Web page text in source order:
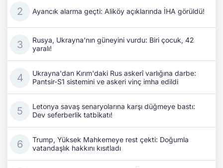
Ayancık alarma geçti: Aliköy açıklarında İHA görüldü!
Rusya, Ukrayna'nın güneyini vurdu: Biri çocuk, 42
yaralı!
Ukrayna'dan Kırım'daki Rus askerî varlığına darbe:
Pantsir-S1 sistemini ve askeri vinç imha edildi
Letonya savaş senaryolarına karşı düğmeye bastı:
Dev seferberlik tatbikatı!
Trump, Yüksek Mahkemeye rest çekti: Doğumla
vatandaşlık hakkını kısıtladı